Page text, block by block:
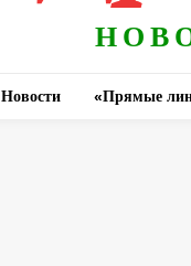
Новости «Прямые